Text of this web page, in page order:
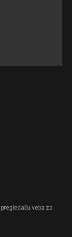
veba za